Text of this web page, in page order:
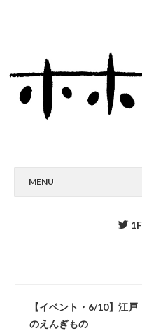
MENU
【イベント・6/10】江戸
のえんぎもの